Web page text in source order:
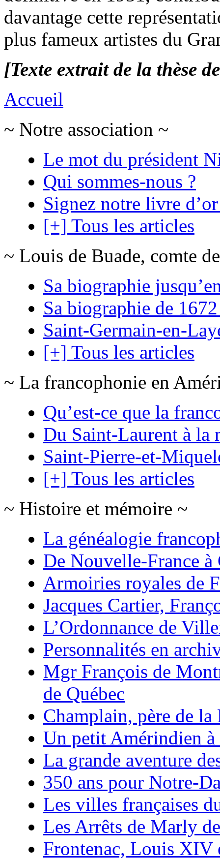
davantage cette
plus fameux artistes du
[Texte extrait de la thèse
Accueil
~ Notre association ~
Le mot du président
Qui sommes-nous ?
Signez notre livre
[+] Tous les articles
~ Louis de Buade, comte
Sa biographie
Sa biographie de
Saint-Germain-en-
[+] Tous les articles
~ La francophonie en
Qu’est-ce que la
Du Saint-Laurent à la
Saint-Pierre-et-
[+] Tous les articles
~ Histoire et mémoire ~
La généalogie
De Nouvelle-France à
Armoiries royales de
Jacques Cartier,
L’Ordonnance de
Personnalités en
Mgr François de
de Québec
Champlain, père de
Un petit Amérindien
La grande aventure
350 ans pour Notre-
Les villes françaises
Les Arrêts de Marly
Frontenac, Louis XIV